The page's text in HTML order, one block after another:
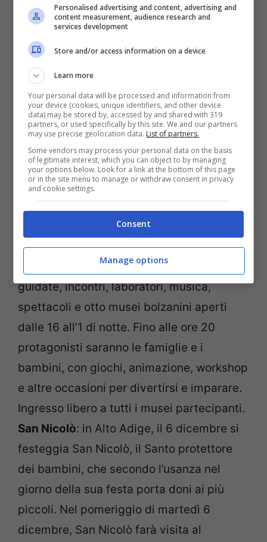
associazioni onlus che propongono i loro
progetti sociali e la vendita di oggetti
regalo, decorazioni per la casa e
piazza del Grano e via Argentieri;
Rassegna artigianalecon mercatino
dedicato, dal 3 al 23 dicembre, con idee
regalo fatte a mano, tra cui stoffe
ricamate, lavori su seta, bigiotteria, lavori
in ceramica e vetro e tante altre
simpatiche idee regalo. Poi laLunga notte
dei musei di Bolzano, con il mercatino
aperto in via eccezionale fino alle ore 22,
con mostre, collezioni da scoprire, visite
guidate, incontri, laboratori, musica,
spettacoli e otto musei bolzanini aperti
dalle 16 all’1 di notte. Fino alle ore 20
protagonisti saranno le famiglie e i
bambini, con giochi, animazione, workshop
e altre occasioni per divertirsi e imparare.
Ingresso libero a tutti i musei partecipanti.
San Nicolò: in Alto Adige, il 6 dicembre si
festeggia San Nicolò, il Santo protettore
dei bambini, che secondo l’usanza nel
giorno della sua festa porta doni ai più
piccoli. Nel pomeriggio di martedì 6
dicembre, San Nicolò farà visita al
Personalised advertising and content, advertising and
content measurement, audience research and
services development
Store and/or access information on a device
Learn more
Your personal data will be processed and information from
your device (cookies, unique identifiers, and other device
data) may be stored by, accessed by and shared with 319
partners, or used specifically by this site. We and our partners
may use precise geolocation data. List of partners.
Some vendors may process your personal data on the basis
of legitimate interest, which you can object to by managing
your options below. Look for a link at the bottom of this page
or in the site menu to manage or withdraw consent in privacy
and cookie settings.
Consent
Manage options